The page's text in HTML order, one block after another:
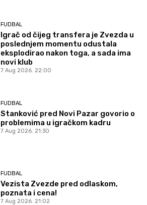
FUDBAL
Igrač od čijeg transfera je Zvezda u
poslednjem momentu odustala
eksplodirao nakon toga, a sada ima
novi klub
7 Aug 2026. 22:00
FUDBAL
Stanković pred Novi Pazar govorio o
problemima u igračkom kadru
7 Aug 2026. 21:30
FUDBAL
Vezista Zvezde pred odlaskom,
poznata i cena!
7 Aug 2026. 21:02